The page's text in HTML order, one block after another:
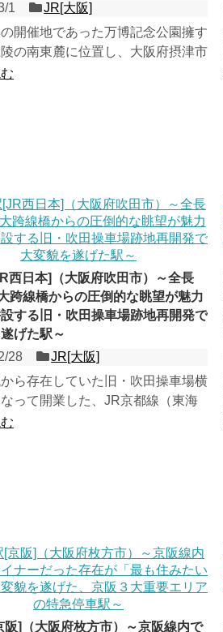
1
JR[大阪]
開催地であった万博記念公園擁す
の南東麓に位置し、大阪府摂津市
客数を誇る、JR京都線（東海道
西日本]（大阪府吹田市）～全長
跨線橋からの圧倒的な眺望が魅力
する旧・吹田操車場跡地再開発で
げた駅～
28
JR[大阪]
ら存在していた旧・吹田操車場横
って開業した、JR京都線（東海
島式２面４線の地上駅。駅の所在
阪]（大阪府枚方市）～京阪線内で